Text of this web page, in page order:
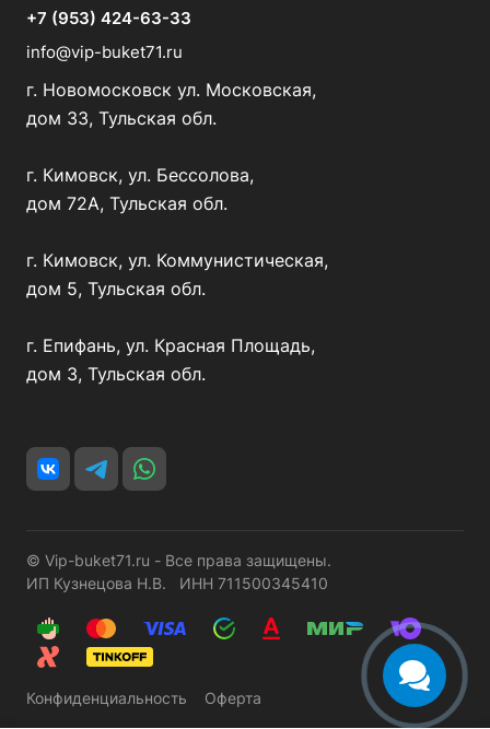
+7 (953) 424-63-33
info@vip-buket71.ru
г. Новомосковск ул. Московская,
дом 33, Тульская обл.
г. Кимовск, ул. Бессолова,
дом 72А, Тульская обл.
г. Кимовск, ул. Коммунистическая,
дом 5, Тульская обл.
г. Епифань, ул. Красная Площадь,
дом 3, Тульская обл.
© Vip-buket71.ru - Все права защищены.
ИП Кузнецова Н.В. ИНН 711500345410
Конфиденциальность Оферта